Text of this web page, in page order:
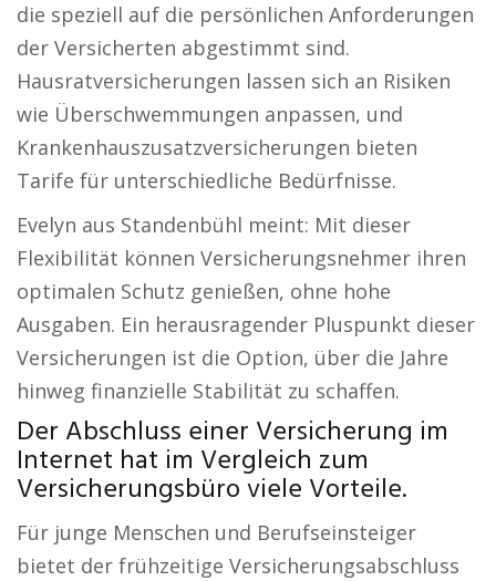
die speziell auf die persönlichen Anforderungen
der Versicherten abgestimmt sind.
Hausratversicherungen lassen sich an Risiken
wie Überschwemmungen anpassen, und
Krankenhauszusatzversicherungen bieten
Tarife für unterschiedliche Bedürfnisse.
Evelyn aus Standenbühl meint: Mit dieser
Flexibilität können Versicherungsnehmer ihren
optimalen Schutz genießen, ohne hohe
Ausgaben. Ein herausragender Pluspunkt dieser
Versicherungen ist die Option, über die Jahre
hinweg finanzielle Stabilität zu schaffen.
Der Abschluss einer Versicherung im
Internet hat im Vergleich zum
Versicherungsbüro viele Vorteile.
Für junge Menschen und Berufseinsteiger
bietet der frühzeitige Versicherungsabschluss